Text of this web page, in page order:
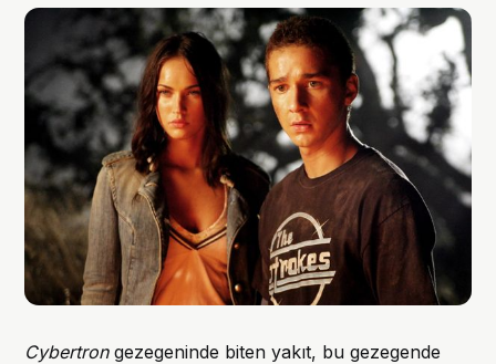
Cybertrongezegeninde biten yakıt, bu gezegende